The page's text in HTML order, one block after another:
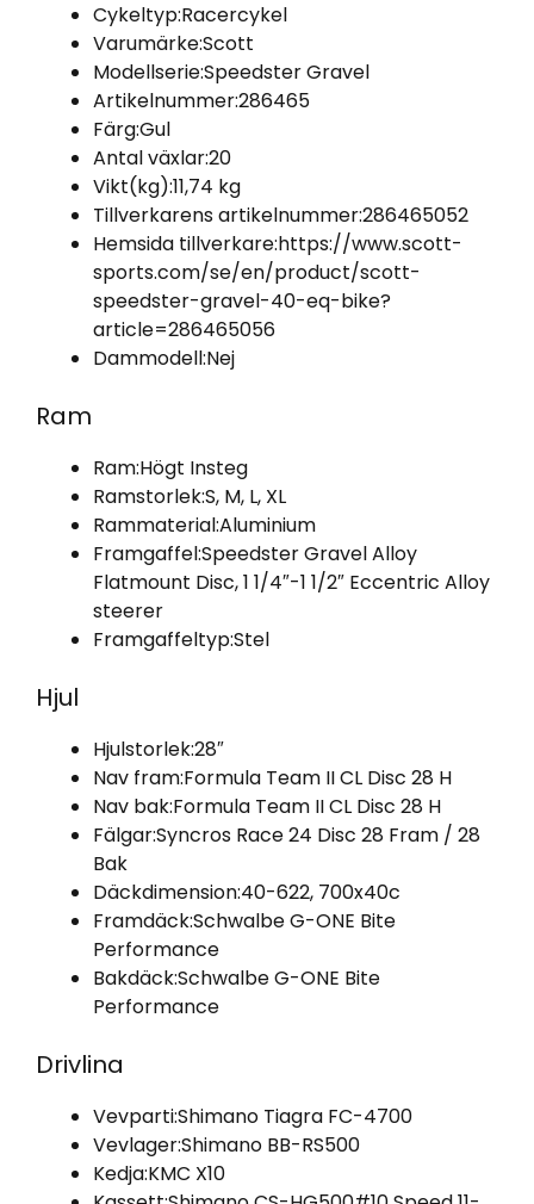
Cykeltyp:Racercykel
Varumärke:Scott
Modellserie:Speedster Gravel
Artikelnummer:286465
Färg:Gul
Antal växlar:20
Vikt(kg):11,74 kg
Tillverkarens artikelnummer:286465052
Hemsida tillverkare:https://www.scott-
sports.com/se/en/product/scott-
speedster-gravel-40-eq-bike?
article=286465056
Dammodell:Nej
Ram
Ram:Högt Insteg
Ramstorlek:S, M, L, XL
Rammaterial:Aluminium
Framgaffel:Speedster Gravel Alloy
Flatmount Disc, 1 1/4″-1 1/2″ Eccentric Alloy
steerer
Framgaffeltyp:Stel
Hjul
Hjulstorlek:28″
Nav fram:Formula Team II CL Disc 28 H
Nav bak:Formula Team II CL Disc 28 H
Fälgar:Syncros Race 24 Disc 28 Fram / 28
Bak
Däckdimension:40-622, 700x40c
Framdäck:Schwalbe G-ONE Bite
Performance
Bakdäck:Schwalbe G-ONE Bite
Performance
Drivlina
Vevparti:Shimano Tiagra FC-4700
Vevlager:Shimano BB-RS500
Kedja:KMC X10